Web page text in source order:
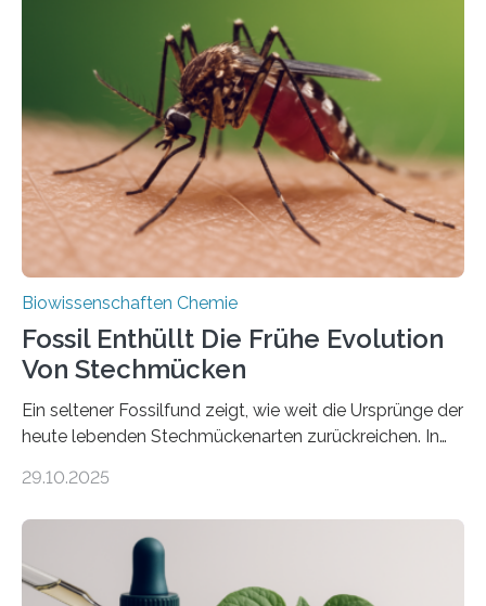
Grünalgen, die vor Hunderten von Millionen Jahren
lebten. Unter den Vorfahren sticht eine Gruppe heraus,
die noch heute in der Natur vorkommt: die
Süßwasseralge Coleochaetophyceae. Einige Arten
dieser Gruppe bilden aus Zellfäden dichte Geflechte
mit scheibenförmiger Gestalt. Was auffällig ist: Die
nächsten…
Biowissenschaften Chemie
Fossil Enthüllt Die Frühe Evolution
Von Stechmücken
Ein seltener Fossilfund zeigt, wie weit die Ursprünge der
heute lebenden Stechmückenarten zurückreichen. In
Forschende die bisher älteste bekannte Stechmücken-
Region Kachin in Myanmar und hat sich in
ausgezeichnetem Zustand erhalten. Es konnte als neue
Art einer neuen Gattung beschrieben werden und trägt
29.10.2025